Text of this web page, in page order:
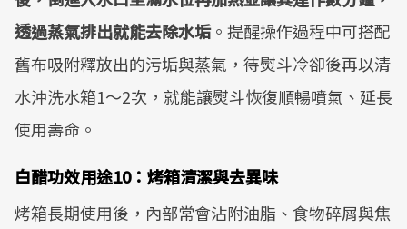
透過蒸氣排出就能去除水垢。提醒操作過程中可搭配
舊布吸附釋放出的污垢與蒸氣，待熨斗冷卻後再以清
水沖洗水箱1～2次，就能讓熨斗恢復順暢噴氣、延長
使用壽命。
白醋功效用途10：烤箱清潔與去異味
烤箱長期使用後，內部常會沾附油脂、食物碎屑與焦